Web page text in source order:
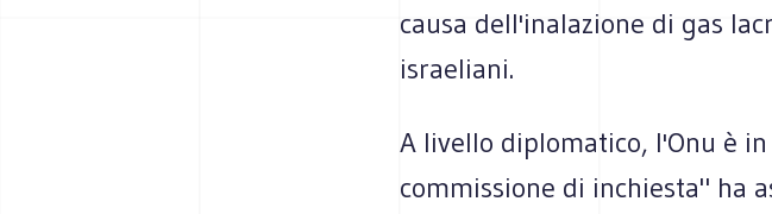
causa dell'inalazione di gas
israeliani.
A livello diplomatico, l'Onu è
commissione di inchiesta" ha